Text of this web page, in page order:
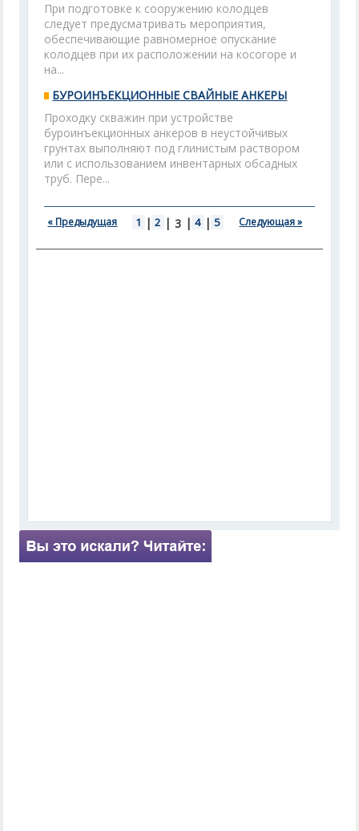
При подготовке к сооружению колодцев
следует предусматривать мероприятия,
обеспечивающие равномерное опускание
колодцев при их расположении на косогоре и
на...
БУРОИНЪЕКЦИОННЫЕ СВАЙНЫЕ АНКЕРЫ
Проходку скважин при устройстве
буроинъекционных анкеров в неустойчивых
грунтах выполняют под глинистым раствором
или с использованием инвентарных обсадных
труб. Пере...
« Предыдущая 1 | 2 | 3 | 4 | 5 Следующая »